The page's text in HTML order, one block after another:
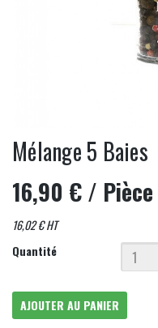
Mélange 5 Baies
16,90 €/ Pièce
16,02 € HT
Quantité
AJOUTER AU PANIER